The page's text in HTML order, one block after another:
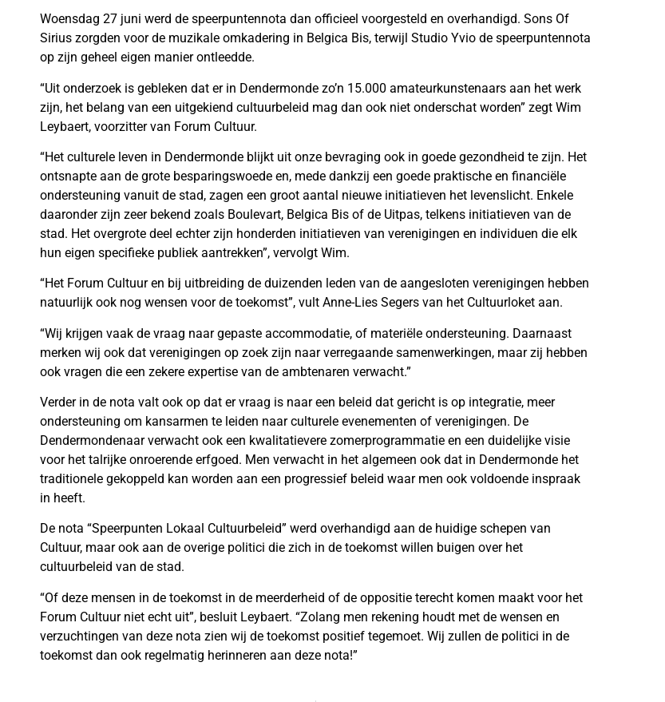
Woensdag 27 juni werd de speerpuntennota dan officieel voorgesteld en overhandigd. Sons Of
Sirius zorgden voor de muzikale omkadering in Belgica Bis, terwijl Studio Yvio de speerpuntennota
op zijn geheel eigen manier ontleedde.
“Uit onderzoek is gebleken dat er in Dendermonde zo’n 15.000 amateurkunstenaars aan het werk
zijn, het belang van een uitgekiend cultuurbeleid mag dan ook niet onderschat worden” zegt Wim
Leybaert, voorzitter van Forum Cultuur.
“Het culturele leven in Dendermonde blijkt uit onze bevraging ook in goede gezondheid te zijn. Het
ontsnapte aan de grote besparingswoede en, mede dankzij een goede praktische en financiële
ondersteuning vanuit de stad, zagen een groot aantal nieuwe initiatieven het levenslicht. Enkele
daaronder zijn zeer bekend zoals Boulevart, Belgica Bis of de Uitpas, telkens initiatieven van de
stad. Het overgrote deel echter zijn honderden initiatieven van verenigingen en individuen die elk
hun eigen specifieke publiek aantrekken”, vervolgt Wim.
“Het Forum Cultuur en bij uitbreiding de duizenden leden van de aangesloten verenigingen hebben
natuurlijk ook nog wensen voor de toekomst”, vult Anne-Lies Segers van het Cultuurloket aan.
“Wij krijgen vaak de vraag naar gepaste accommodatie, of materiële ondersteuning. Daarnaast
merken wij ook dat verenigingen op zoek zijn naar verregaande samenwerkingen, maar zij hebben
ook vragen die een zekere expertise van de ambtenaren verwacht.”
Verder in de nota valt ook op dat er vraag is naar een beleid dat gericht is op integratie, meer
ondersteuning om kansarmen te leiden naar culturele evenementen of verenigingen. De
Dendermondenaar verwacht ook een kwalitatievere zomerprogrammatie en een duidelijke visie
voor het talrijke onroerende erfgoed. Men verwacht in het algemeen ook dat in Dendermonde het
traditionele gekoppeld kan worden aan een progressief beleid waar men ook voldoende inspraak
in heeft.
De nota “Speerpunten Lokaal Cultuurbeleid” werd overhandigd aan de huidige schepen van
Cultuur, maar ook aan de overige politici die zich in de toekomst willen buigen over het
cultuurbeleid van de stad.
“Of deze mensen in de toekomst in de meerderheid of de oppositie terecht komen maakt voor het
Forum Cultuur niet echt uit”, besluit Leybaert. “Zolang men rekening houdt met de wensen en
verzuchtingen van deze nota zien wij de toekomst positief tegemoet. Wij zullen de politici in de
toekomst dan ook regelmatig herinneren aan deze nota!”